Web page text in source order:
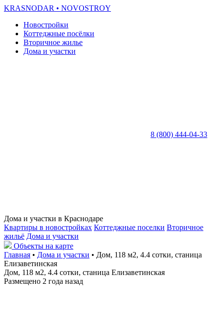
KRASNODAR • NOVOSTROY
Новостройки
Коттеджные посёлки
Вторичное жилье
Дома и участки
8 (800) 444-04-33
Дома и участки в Краснодаре
Квартиры в новостройках Коттеджные поселки Вторичное
жильё Дома и участки
Объекты на карте
Главная • Дома и участки • Дом, 118 м2, 4.4 сотки, станица
Елизаветинская
Дом, 118 м2, 4.4 сотки, станица Елизаветинская
Размещено 2 года назад